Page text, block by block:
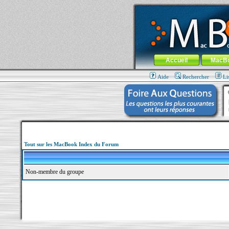
MacBook-fr.com : 100% Apple... 100%
Aller au contenu-Aller au menu
Menu général
Accueil
Aide Rechercher
Tout sur les MacBook Index du Forum
Non-membre du groupe